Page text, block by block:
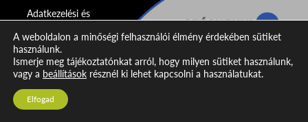
Adatkezelési és
nyilatkozat
Impresszum
Kapcsolat
A weboldalon a minőségi felhasználói élmény érdekében sütiket
használunk.
Ismerje meg tájékoztatónkat arról, hogy milyen sütiket használunk,
vagy a beállítások résznél ki lehet kapcsolni a használatukat.
Elfogad